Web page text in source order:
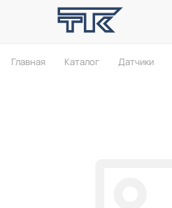
Главная Каталог Датчики